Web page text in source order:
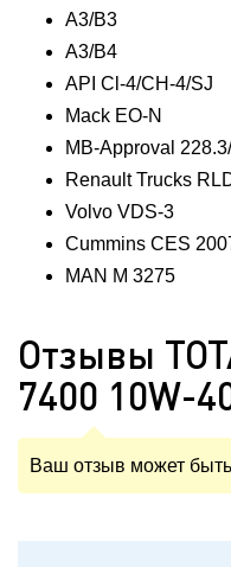
A3/B3
A3/B4
API Cl-4/CH-4/SJ
Mack EO-N
MB-Approval
Renault Trucks
Volvo VDS-3
Cummins CES
MAN M 3275
Отзывы
7400 10W-
Ваш отзыв может